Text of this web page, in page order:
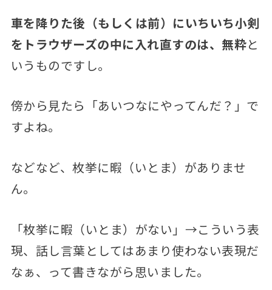
車を降りた後（もしくは前）にいちいち小剣
をトラウザーズの中に入れ直すのは、無粋と
いうものですし。
傍から見たら「あいつなにやってんだ？」で
すよね。
などなど、枚挙に暇（いとま）がありませ
ん。
「枚挙に暇（いとま）がない」→こういう表
現、話し言葉としてはあまり使わない表現だ
なぁ、って書きながら思いました。